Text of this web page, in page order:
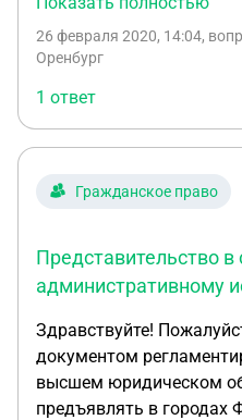
восстановление сроков
26 февраля 2020, 14:04,
Оренбург
1 ответ
Гражданское право
Представительство в
административному
Здравствуйте!
документом
высшем юридическом
предъявлять в городах